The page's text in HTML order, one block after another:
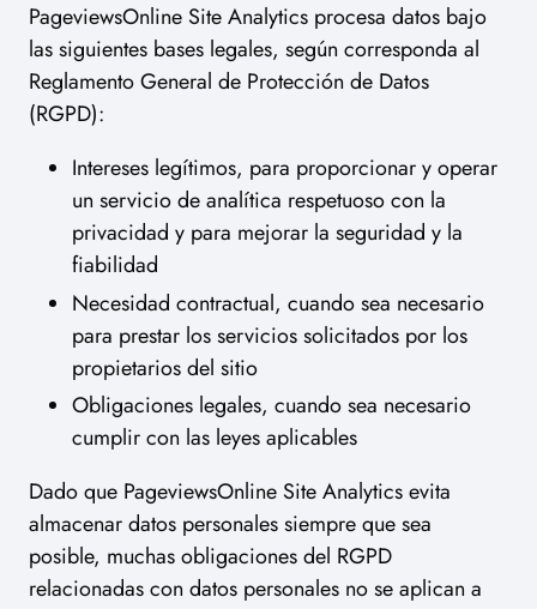
PageviewsOnline Site Analytics procesa datos bajo
las siguientes bases legales, según corresponda al
Reglamento General de Protección de Datos
(RGPD):
Intereses legítimos, para proporcionar y operar
un servicio de analítica respetuoso con la
privacidad y para mejorar la seguridad y la
fiabilidad
Necesidad contractual, cuando sea necesario
para prestar los servicios solicitados por los
propietarios del sitio
Obligaciones legales, cuando sea necesario
cumplir con las leyes aplicables
Dado que PageviewsOnline Site Analytics evita
almacenar datos personales siempre que sea
posible, muchas obligaciones del RGPD
relacionadas con datos personales no se aplican a